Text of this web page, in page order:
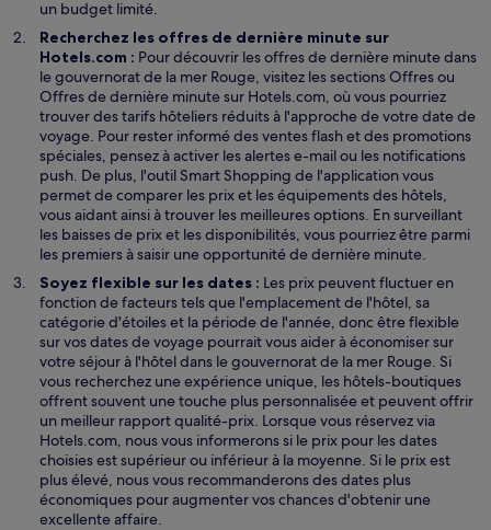
un budget limité.
Recherchez les offres de dernière minute sur
Hotels.com : Pour découvrir les offres de dernière minute dans
le gouvernorat de la mer Rouge, visitez les sections Offres ou
Offres de dernière minute sur Hotels.com, où vous pourriez
trouver des tarifs hôteliers réduits à l'approche de votre date de
voyage. Pour rester informé des ventes flash et des promotions
spéciales, pensez à activer les alertes e-mail ou les notifications
push. De plus, l'outil Smart Shopping de l'application vous
permet de comparer les prix et les équipements des hôtels,
vous aidant ainsi à trouver les meilleures options. En surveillant
les baisses de prix et les disponibilités, vous pourriez être parmi
les premiers à saisir une opportunité de dernière minute.
Soyez flexible sur les dates : Les prix peuvent fluctuer en
fonction de facteurs tels que l'emplacement de l'hôtel, sa
catégorie d'étoiles et la période de l'année, donc être flexible
sur vos dates de voyage pourrait vous aider à économiser sur
votre séjour à l'hôtel dans le gouvernorat de la mer Rouge. Si
vous recherchez une expérience unique, les hôtels-boutiques
offrent souvent une touche plus personnalisée et peuvent offrir
un meilleur rapport qualité-prix. Lorsque vous réservez via
Hotels.com, nous vous informerons si le prix pour les dates
choisies est supérieur ou inférieur à la moyenne. Si le prix est
plus élevé, nous vous recommanderons des dates plus
économiques pour augmenter vos chances d'obtenir une
excellente affaire.